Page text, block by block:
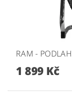
RAM -
1 899 Kč